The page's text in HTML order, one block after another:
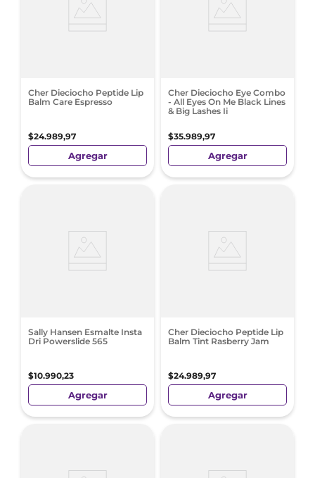
Cher Dieciocho Peptide Lip
Balm Care Espresso
$24.989,97
Agregar
Cher Dieciocho Eye Combo
- All Eyes On Me Black Lines
& Big Lashes Ii
$35.989,97
Agregar
Sally Hansen Esmalte Insta
Dri Powerslide 565
$10.990,23
Agregar
Cher Dieciocho Peptide Lip
Balm Tint Rasberry Jam
$24.989,97
Agregar